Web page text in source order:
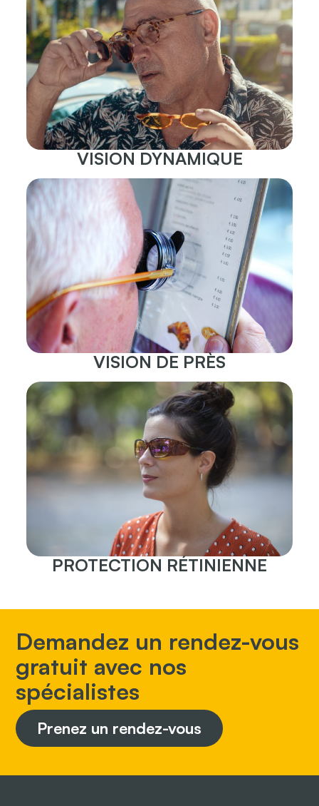
VISION DYNAMIQUE
VISION DE PRÈS
PROTECTION RÉTINIENNE
Demandez un rendez-vous
gratuit avec nos
spécialistes
Prenez un rendez-vous